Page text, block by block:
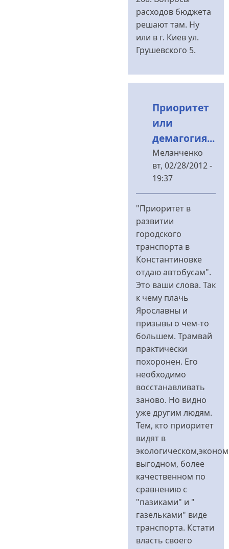
расходов бюджета
решают там. Ну
или в г. Киев ул.
Грушевского 5.
Приоритет
или
демагогия...
Меланченко
вт, 02/28/2012 -
19:37
У
відповідь
до
Вы-
не
константиновцы...
від
konstaha
"Приоритет в
развитии
городского
транспорта в
Константиновке
отдаю автобусам".
Это ваши слова. Так
к чему плачь
Ярославны и
призывы о чем-то
большем. Трамвай
практически
похоронен. Его
необходимо
восстанавливать
заново. Но видно
уже другим людям.
Тем, кто приоритет
видят в
выгодном, более
качественном по
сравнению с
"пазиками" и "
газельками" виде
транспорта. Кстати
власть своего